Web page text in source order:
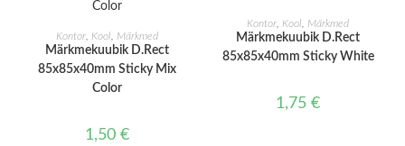
LISA KORVI
Kontor, Kool Märkmed
Märkmekuubik D.Rect
85x85x40mm Sticky Mix
Color
1,50 €
LISA KORVI
Kontor Kool Märkmed
Märkmekuubik D.Rect
85x85x40mm Sticky White
1,75€